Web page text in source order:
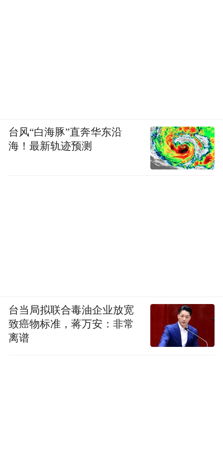
台风“白海豚”直奔华东沿
海！最新轨迹预测
台当局拟联合毒油企业放宽
致癌物标准，蒋万安：非常
离谱